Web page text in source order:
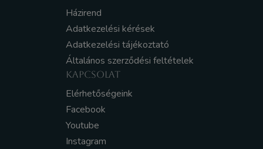
Házirend
Adatkezelési kérések
Adatkezelési tájékoztató
Általános szerződési feltételek
KAPCSOLAT
Elérhetőségeink
Facebook
Youtube
Instagram